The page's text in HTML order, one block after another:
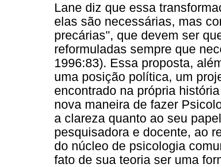
Lane diz que essa
elas são necessárias, mas
precárias", que devem ser
reformuladas sempre que
1996:83). Essa proposta,
uma posição política, um
encontrado na própria
nova maneira de fazer
a clareza quanto ao seu
pesquisadora e docente, ao
do núcleo de psicologia
fato de sua teoria ser uma